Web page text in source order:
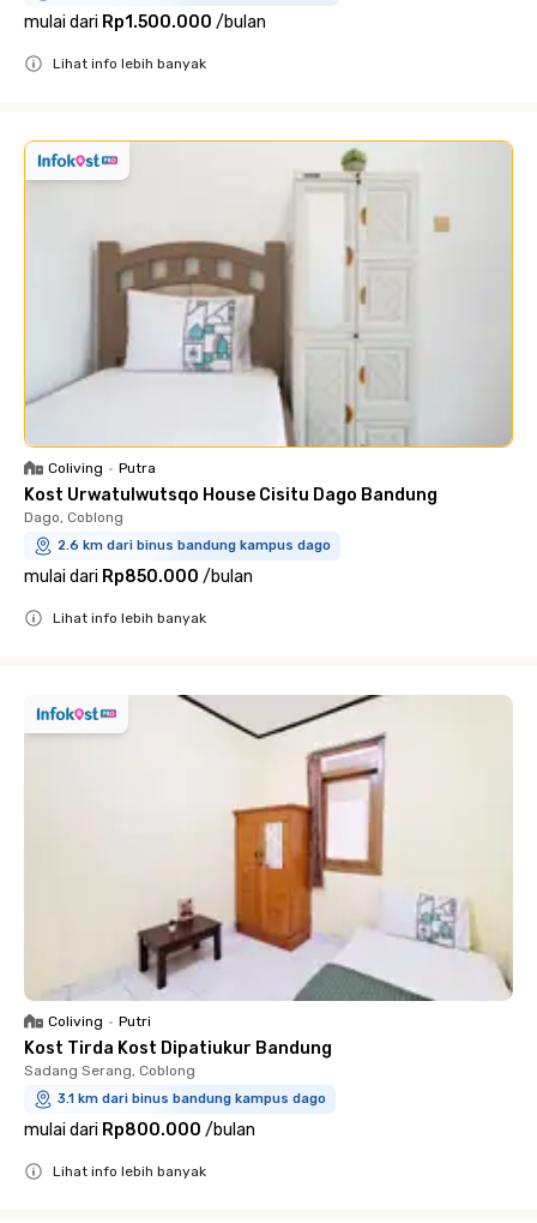
mulai dari Rp1.500.000 /bulan
Lihat info lebih banyak
Coliving • Putra
Kost Urwatulwutsqo House Cisitu Dago Bandung
Dago, Coblong
2.6 km dari binus bandung kampus dago
mulai dari Rp850.000 /bulan
Lihat info lebih banyak
Coliving • Putri
Kost Tirda Kost Dipatiukur Bandung
Sadang Serang, Coblong
3.1 km dari binus bandung kampus dago
mulai dari Rp800.000 /bulan
Lihat info lebih banyak